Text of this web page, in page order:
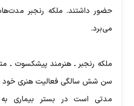
حضور داشتند. ملکه رنجبر
می‌برد.
سن شش سالگی فعالیت هنری خود
مدتی است در بستر بیماری